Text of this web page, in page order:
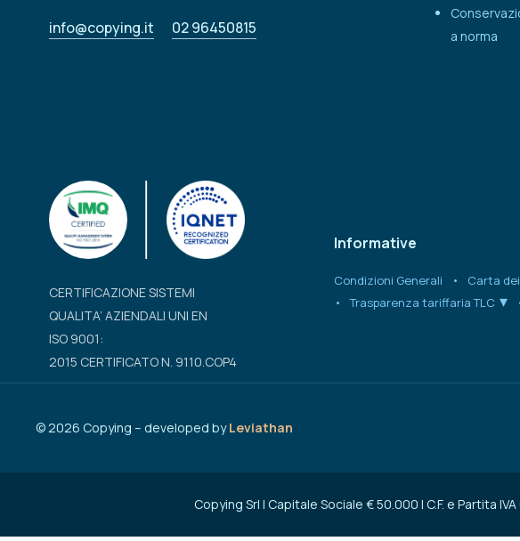
info@copying.it 02 96450815
a norma
CERTIFICAZIONE SISTEMI
QUALITA’ AZIENDALI UNI EN
ISO 9001:
2015 CERTIFICATO N. 9110.COP4
Informative
Condizioni Generali Carta
Trasparenza tariffaria TLC
©2026 Copying – developed byLeviathan
Copying Srl | Capitale Sociale € 50.000 | C.F. e Partita